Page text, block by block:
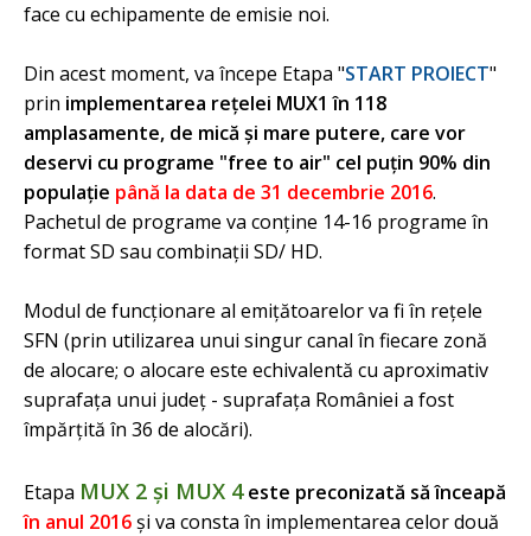
face cu echipamente de emisie noi.
Din acest moment, va începe Etapa "START PROIECT"
prin implementarea reţelei MUX1 în 118
amplasamente, de mică şi mare putere, care vor
deservi cu programe "free to air" cel puţin 90% din
populaţie până la data de 31 decembrie 2016.
Pachetul de programe va conţine 14-16 programe în
format SD sau combinaţii SD/ HD.
Modul de funcţionare al emiţătoarelor va fi în reţele
SFN (prin utilizarea unui singur canal în fiecare zonă
de alocare; o alocare este echivalentă cu aproximativ
suprafaţa unui judeţ - suprafaţa României a fost
împărţită în 36 de alocări).
Etapa MUX 2 şi MUX 4este preconizată să înceapă
în anul 2016şi va consta în implementarea celor două